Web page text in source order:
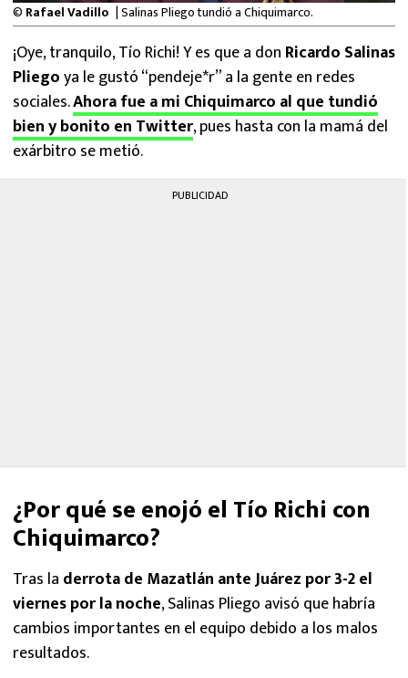
NFL
© Rafael Vadillo | Salinas Pliego tundió a Chiquimarco.
¡Oye, tranquilo, Tío Richi! Y es que a don Ricardo Salinas
Pliegoya le gustó “pendeje*r” a la gente en redes
sociales.Ahora fue a mi Chiquimarco al que tundió
bien y bonito en Twitter, pues hasta con la mamá del
exárbitro se metió.
PUBLICIDAD
¿Por qué se enojó el Tío Richi con
Chiquimarco?
Tras la derrota de Mazatlán ante Juárez por 3-2 el
viernes por la noche, Salinas Pliego avisó que habría
cambios importantes en el equipo debido a los malos
resultados.